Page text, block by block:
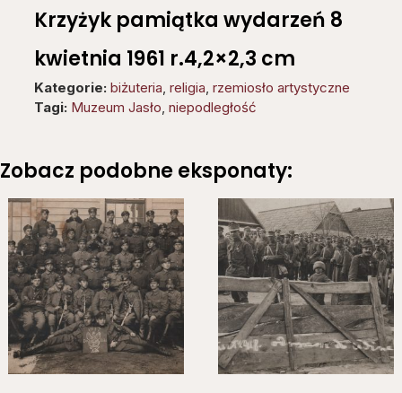
Krzyżyk pamiątka wydarzeń 8
kwietnia 1961 r.4,2×2,3 cm
Kategorie: biżuteria, religia, rzemiosło artystyczne
Tagi: Muzeum Jasło, niepodległość
Zobacz podobne eksponaty: